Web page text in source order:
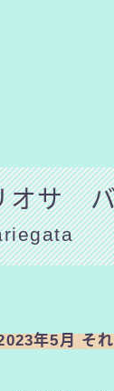
サ バ
年5月 そ